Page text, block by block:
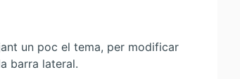
comentaris
i
un poc el tema, per modificar
barra lateral.